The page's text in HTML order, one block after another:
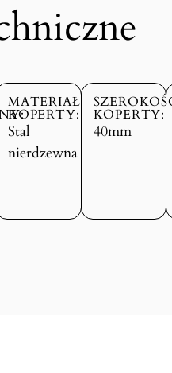
MATERIAŁ
KOPERTY:
Stal
nierdzewna
KOPERTY:
40mm